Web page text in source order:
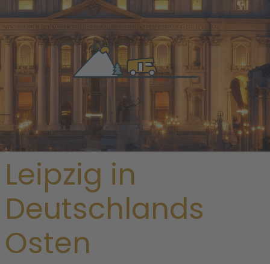
/Deutschland Sachsen / Leipzig
Traumhafte Stadt
Leipzig in
Deutschlands
Osten